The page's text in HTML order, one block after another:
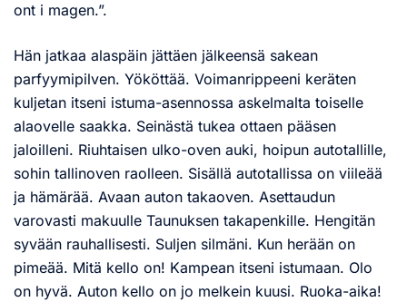
ont i magen.”.
Hän jatkaa alaspäin jättäen jälkeensä sakean
parfyymipilven. Yököttää. Voimanrippeeni keräten
kuljetan itseni istuma-asennossa askelmalta toiselle
alaovelle saakka. Seinästä tukea ottaen pääsen
jaloilleni. Riuhtaisen ulko-oven auki, hoipun autotallille,
sohin tallinoven raolleen. Sisällä autotallissa on viileää
ja hämärää. Avaan auton takaoven. Asettaudun
varovasti makuulle Taunuksen takapenkille. Hengitän
syvään rauhallisesti. Suljen silmäni. Kun herään on
pimeää. Mitä kello on! Kampean itseni istumaan. Olo
on hyvä. Auton kello on jo melkein kuusi. Ruoka-aika!